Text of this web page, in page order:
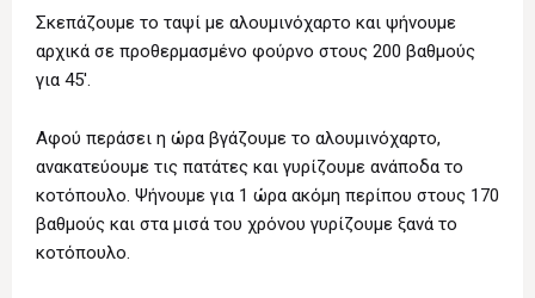
Σκεπάζουμε το ταψί με αλουμινόχαρτο και ψήνουμε
αρχικά σε προθερμασμένο φούρνο στους 200 βαθμούς
για 45'.
Αφού περάσει η ώρα βγάζουμε το αλουμινόχαρτο,
ανακατεύουμε τις πατάτες και γυρίζουμε ανάποδα το
κοτόπουλο. Ψήνουμε για 1 ώρα ακόμη περίπου στους 170
βαθμούς και στα μισά του χρόνου γυρίζουμε ξανά το
κοτόπουλο.